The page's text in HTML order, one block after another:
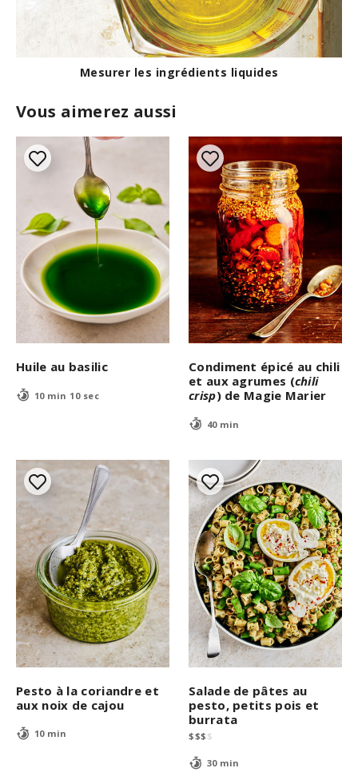
Mesurer les ingrédients liquides
Vous aimerez aussi
Huile au basilic
10 min 10 sec
Condiment épicé au chili
et aux agrumes (chili
crisp) de Magie Marier
40 min
Pesto à la coriandre et
aux noix de cajou
10 min
Salade de pâtes au
pesto, petits pois et
burrata
$$$ $
30 min